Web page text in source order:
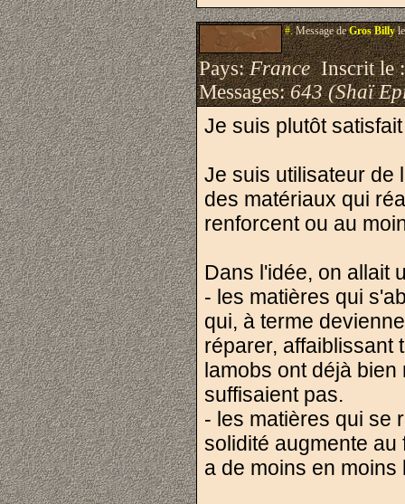
#.Message deGros Billyle
Pays:FranceInscrit le
Messages:643 (Shaï
Je suis plutôt
Je suis utilisateur de
des matériaux qui
renforcent ou au
Dans l'idée, on allait
- les matières qui
qui, à terme
réparer, affaiblissant
lamobs ont déjà
suffisaient pas.
- les matières qui se
solidité augmente
a de moins en